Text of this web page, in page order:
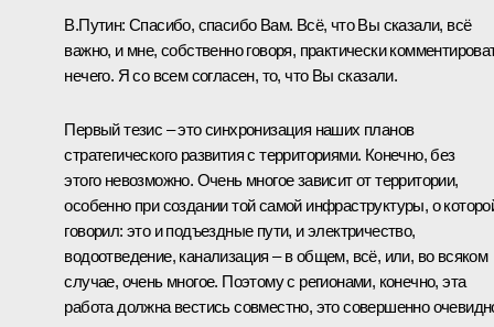
В.Путин: Спасибо, спасибо Вам. Всё, что Вы сказали, всё
важно, и мне, собственно говоря, практически
нечего. Я со всем согласен, то, что Вы сказали.
Первый тезис – это синхронизация наших планов
стратегического развития с территориями. Конечно, без
этого невозможно. Очень многое зависит от территории,
особенно при создании той самой инфраструктуры, о
говорил: это и подъездные пути, и электричество,
водоотведение, канализация – в общем, всё, или, во всяком
случае, очень многое. Поэтому с регионами, конечно, эта
работа должна вестись совместно, это совершенно